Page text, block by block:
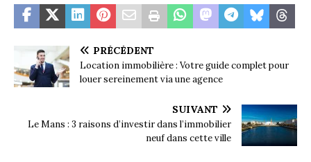
PRÉCÉDENT
Location immobilière : Votre guide complet pour
louer sereinement via une agence
SUIVANT
Le Mans : 3 raisons d’investir dans l’immobilier
neuf dans cette ville